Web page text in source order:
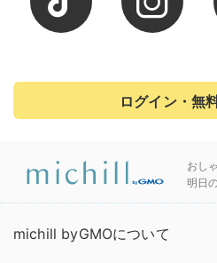
ログイン・無
おし
明日
michill byGMOについて